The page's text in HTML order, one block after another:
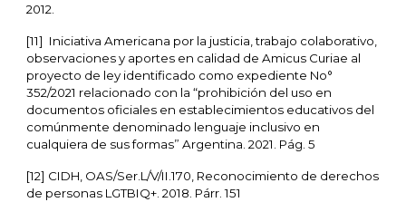
2012.
[11] Iniciativa Americana por la justicia, trabajo colaborativo,
observaciones y aportes en calidad de Amicus Curiae al
proyecto de ley identificado como expediente No°
352/2021 relacionado con la “prohibición del uso en
documentos oficiales en establecimientos educativos del
comúnmente denominado lenguaje inclusivo en
cualquiera de sus formas” Argentina. 2021. Pág. 5
[12] CIDH, OAS/Ser.L/V/II.170, Reconocimiento de derechos
de personas LGTBIQ+. 2018. Párr. 151